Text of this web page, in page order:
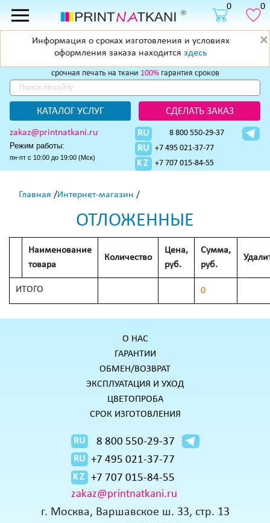
0 0
Информация о сроках изготовления и условиях
оформления заказа находится здесь
cрочная печать на ткани 100%гарантия сроков
КАТАЛОГ УСЛУГ СДЕЛАТЬ ЗАКАЗ
zakaz@printnatkani.ru
Режим работы:
пн-пт с 10:00 до 19:00 (Мск)
RU 8 800 550-29-37
RU +7 495 021-37-77
KZ +7 707 015-84-55
Главная /Интернет-магазин /
ОТЛОЖЕННЫЕ
Наименование
товара
Количество
Цена,
руб.
Сумма,
руб.
ИТОГО 0
О НАС
ГАРАНТИИ
ОБМЕН/ВОЗВРАТ
ЭКСПЛУАТАЦИЯ И УХОД
ЦВЕТОПРОБА
СРОК ИЗГОТОВЛЕНИЯ
RU 8 800 550-29-37
RU +7 495 021-37-77
KZ
+7 707 015-84-55
zakaz@printnatkani.ru
г. Москва, Варшавское ш. 33, стр. 13